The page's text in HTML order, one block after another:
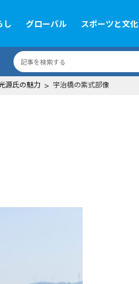
し グローバル スポーツと文化
源氏の魅力 > 宇治橋の紫式部像